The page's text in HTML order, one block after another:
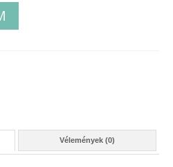
Feltételek
Vélemények (0)